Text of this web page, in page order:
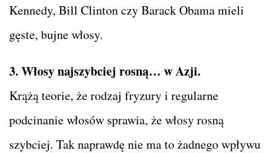
Kennedy, Bill Clinton czy Barack Obama mieli
gęste, bujne włosy.
3. Włosy najszybciej rosną… w Azji.
Krążą teorie, że rodzaj fryzury i regularne
podcinanie włosów sprawia, że włosy rosną
szybciej. Tak naprawdę nie ma to żadnego wpływu